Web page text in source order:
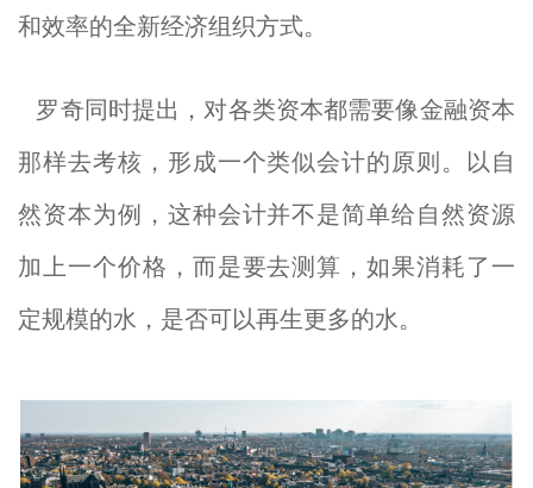
和效率的全新经济组织方式。
罗奇同时提出，对各类资本都需要像金融资本
那样去考核，形成一个类似会计的原则。以自
然资本为例，这种会计并不是简单给自然资源
加上一个价格，而是要去测算，如果消耗了一
定规模的水，是否可以再生更多的水。